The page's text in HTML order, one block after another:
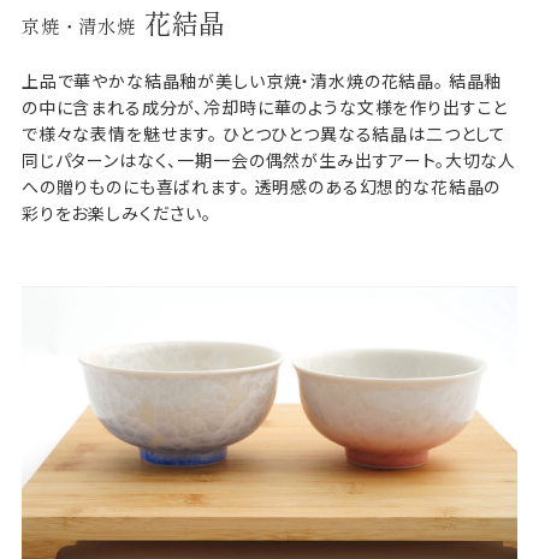
京焼・清水焼 花結晶
上品で華やかな結晶釉が美しい京焼・清水焼の花結晶。 結晶釉
の中に含まれる成分が、冷却時に華のような文様を作り出すこと
で様々な表情を魅せます。 ひとつひとつ異なる結晶は二つとして
同じパターンはなく、一期一会の偶然が生み出すアート。大切な人
への贈りものにも喜ばれます。 透明感のある幻想的な花結晶の
彩りをお楽しみください。